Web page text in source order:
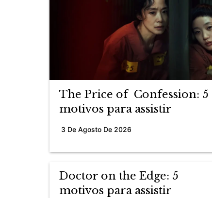
The Price of Confession: 5
motivos para assistir
3 De Agosto De 2026
Doctor on the Edge: 5
motivos para assistir